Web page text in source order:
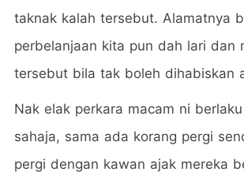
taknak kalah tersebut. Alamatnya
perbelanjaan kita pun dah lari dan
tersebut bila tak boleh dihabiskan
Nak elak perkara macam ni
sahaja, sama ada korang pergi
pergi dengan kawan ajak mereka